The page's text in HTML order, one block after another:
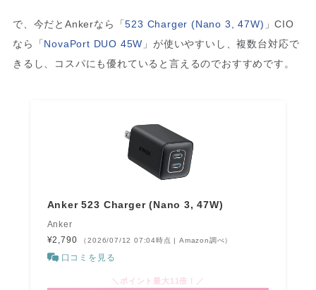
で、今だとAnkerなら「523 Charger (Nano 3, 47W) 」CIO
なら「 NovaPort DUO 45W 」が使いやすいし、複数台対応で
きるし、コスパにも優れていると言えるのでおすすめです。
Anker 523 Charger (Nano 3, 47W)
Anker
¥2,790
（2026/07/12 07:04時点 | Amazon調べ）
口コミを見る
＼ポイント最大11倍！／